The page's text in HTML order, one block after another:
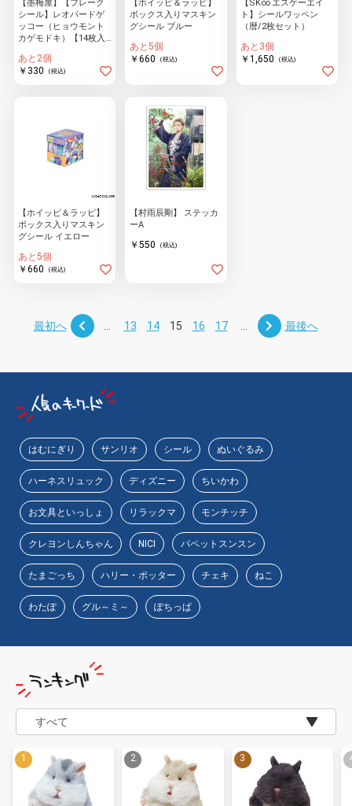
【墨梅屋】【フレーク
シール】レオパードゲ
ッコー（ヒョウモント
カゲモドキ）【14枚入
あと2個
￥330
(税込)
【ホイッピ＆ラッピ】
ボックス入りマスキン
グシール ブルー
あと5個
￥660
(税込)
【SK∞ エスケーエイ
ト】シールワッペン
（暦/2枚セット）
あと3個
￥1,650
(税込)
【ホイッピ＆ラッピ】
ボックス入りマスキン
グシール イエロー
あと5個
￥660
(税込)
【村雨辰剛】 ステッカ
ーA
￥550 (税込)
最初へ 13 14 15 16 17 最後へ
はむにぎり サンリオ シール ぬいぐるみ
ハーネスリュック ディズニー ちいかわ
お文具といっしょ リラックマ モンチッチ
クレヨンしんちゃん NICI パペットスンスン
たまごっち ハリー・ポッター チェキ ねこ
わたぽ グル～ミ～ ぽちっぱ